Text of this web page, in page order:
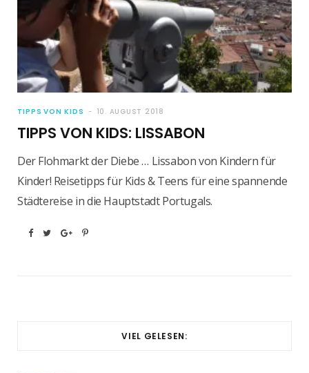
TIPPS VON KIDS 10. AUGUST 2018
TIPPS VON KIDS: LISSABON
Der Flohmarkt der Diebe … Lissabon von Kindern für
Kinder! Reisetipps für Kids & Teens für eine spannende
Städtereise in die Hauptstadt Portugals.
VIEL GELESEN: